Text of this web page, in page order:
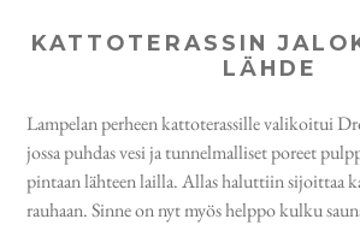
KATTOTERASSIN
LÄHDE
Lampelan perheen kattoterassille valikoitui
jossa puhdas vesi ja tunnelmalliset poreet
pintaan lähteen lailla. Allas haluttiin sijoittaa
rauhaan. Sinne on nyt myös helppo kulku